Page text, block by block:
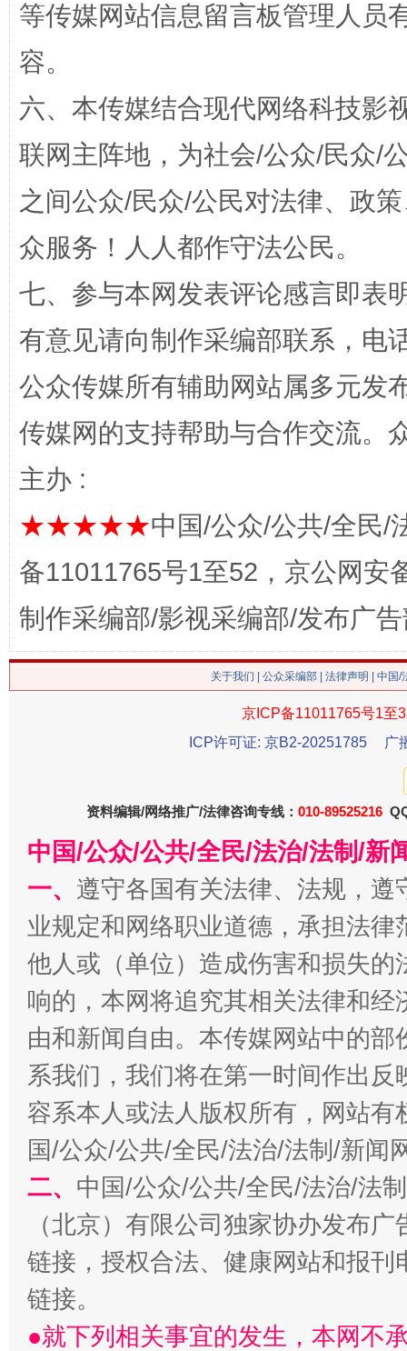
这是一记警钟！ 谢
今
习近平的博鳌关键词
魏明亮
生
等传媒网站信息留言板管理人员
容。
六、本传媒结合现代网络科技影
联网主阵地，为社会/公众/民众/
之间公众/民众/公民对法律、政
众服务！人人都作守法公民。
七、参与本网发表评论感言即表
有意见请向制作采编部联系，电
公众传媒所有辅助网站属多元发
传媒网的支持帮助与合作交流。
主办 :
★★★★★中国/公众/公共/全民/
备11011765号1至52，京公网安
制作采编部/影视采编部/发布广
关于我们 公众采编部 法律声明 | 中国
京ICP备11011765号1至
ICP许可证: 京B2-20251785
广
资料编辑/网络推广/法律咨询专线： 010-89525216
中国/公众/公共/全民/法治/法制/新
一、 遵守各国有关法律、法规，
业规定和网络职业道德，承担法
他人或（单位）造成伤害和损失
响的，本网将追究其相关法律和
由和新闻自由。本传媒网站中的
系我们，我们将在第一时间作出
容系本人或法人版权所有，网站
国/公众/公共/全民/法治/法制/新闻
二、 中国/公众/公共/全民/法治/法
（北京）有限公司独家协办发布
链接，授权合法、健康网站和报
链接。
●就下列相关事宜的发生，本网不